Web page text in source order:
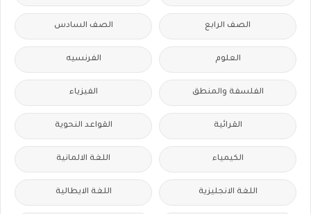
الصف الرابع الصف السادس
العلوم الفرنسيه
الفلسفة والمنطق الفيزياء
القرائية القواعد النحوية
الكيمياء اللغة الالمانية
اللغة الانجليزية اللغة الايطالية